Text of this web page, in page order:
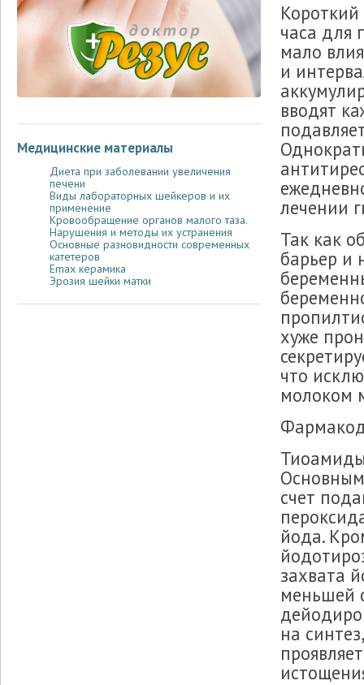
Медицинские материалы
Диета при заболевании увеличения
печени
Виды лабораторных шейкеров и их
применение
Кровообращение органов малого таза.
Нарушения и методы их устранения
Основные разновидности современных
катетеров
Emax керамика
Эрозия шейки матки
часа для
мало
и
вводят
лечении
Так как
барьер и
хуже
что
молоком
счет
йода.
захвата
меньшей
на